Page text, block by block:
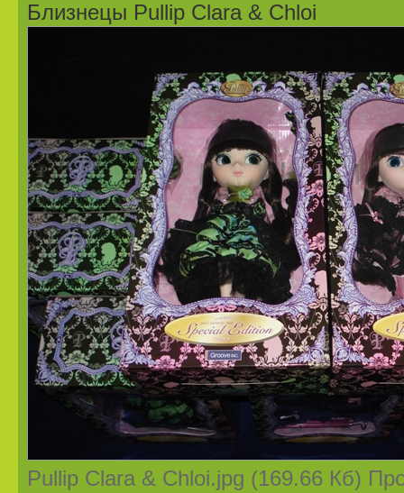
Близнецы Pullip Clara & Chloi
Pullip Clara & Chloi.jpg (169.66 Кб)